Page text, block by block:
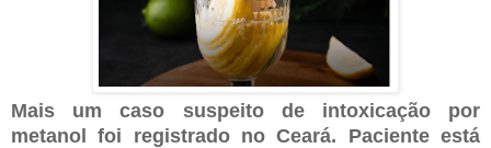
Mais um caso suspeito de intoxicação por
metanol foi registrado no Ceará. Paciente está